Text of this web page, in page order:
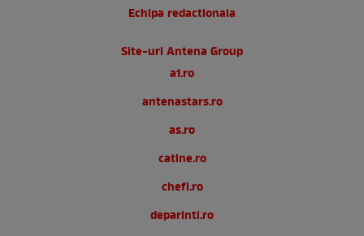
Echipa redactionala
Site-uri Antena Group
a1.ro
antenastars.ro
as.ro
catine.ro
chefi.ro
deparinti.ro